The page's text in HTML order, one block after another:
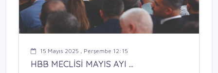
15 Mayıs 2025 , Perşembe 12:15
HBB MECLİSİ MAYIS AYI ...